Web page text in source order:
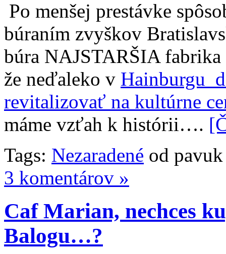
Po menšej prestávke
búraním zvyškov
búra NAJSTARŠIA
že neďaleko v Hainburgu
revitalizovať na kultúrne
máme vzťah k histórii….
Tags: Nezaradené od pavuk
3 komentárov »
Caf Marian, nechces
Balogu…?